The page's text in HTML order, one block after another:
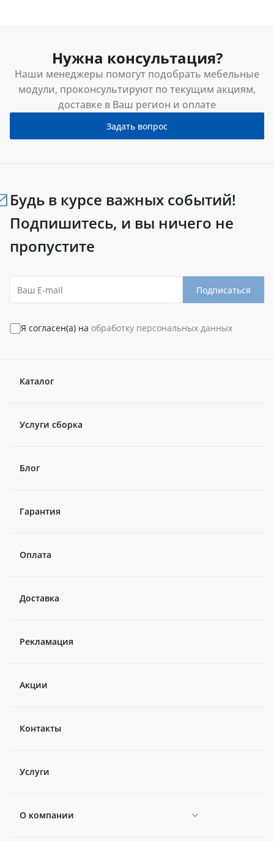
Нужна консультация?
Наши менеджеры помогут подобрать мебельные
модули, проконсультируют по текущим акциям,
доставке в Ваш регион и оплате
Задать вопрос
Будь в курсе важных событий!
Подпишитесь, и вы ничего не
пропустите
Подписаться
Я согласен(а) на обработку персональных данных
Каталог
Услуги сборка
Блог
Гарантия
Оплата
Доставка
Рекламация
Акции
Контакты
Услуги
О компании